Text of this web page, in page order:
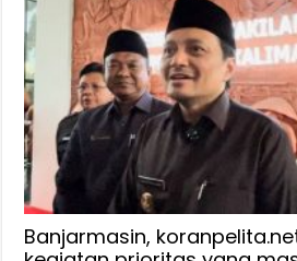
:
dan
di
APBD-
P
2025,
DPRD
Banjarmasin,